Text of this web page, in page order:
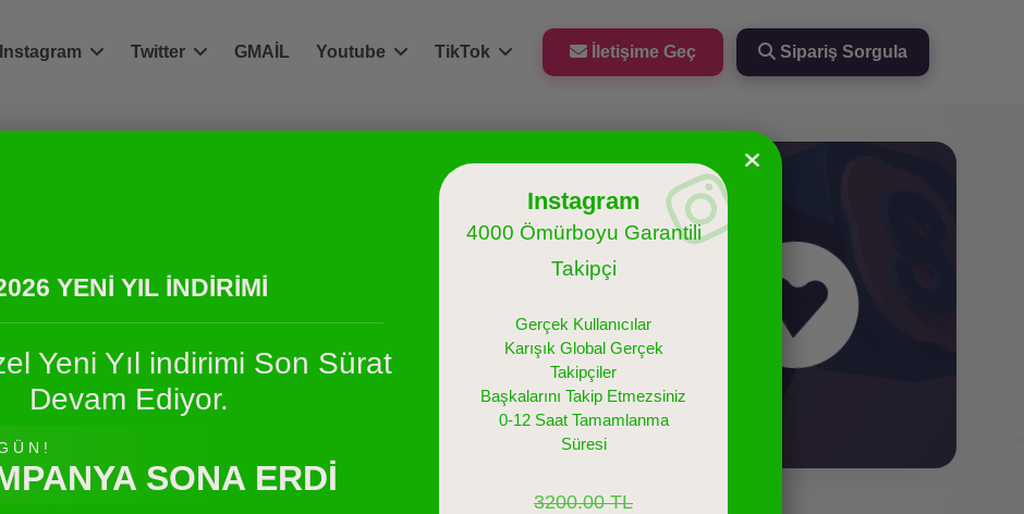
Instagram Twitter GMAİL Youtube TikTok İletişime Geç Sipariş Sorgula
Gerçek Beğeni Servisleri
yeterince beğeni alamıyor musunuz. Şimdi instagram türk beğeni paketlerini
YENİ YIL İNDİRİMİ
Yeni Yıl indirimi Son Sürat
Devam Ediyor.
SONA ERDI
Instagram
4000 Ömürboyu Garantili
Takipçi
Gerçek Kullanıcılar
Karışık Global Gerçek
Takipçiler
Başkalarını Takip Etmezsiniz
0-12 Saat Tamamlanma
Süresi
3200.00 TL